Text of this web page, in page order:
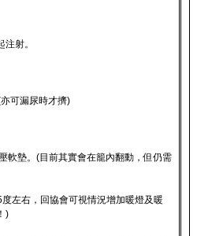
射。
可漏尿時才擠)
軟墊。(目前其實會在籠內翻動，但仍需
左右，回協會可視情況增加暖燈及暖
)